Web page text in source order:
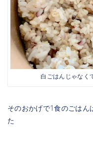
白ごはんじゃなく
そのおかげで1食のごはん
た